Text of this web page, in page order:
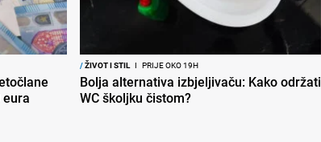
/ŽIVOT I STIL I PRIJE OKO 19H
Bolja alternativa izbjeljivaču: Kako održati
WC školjku čistom?